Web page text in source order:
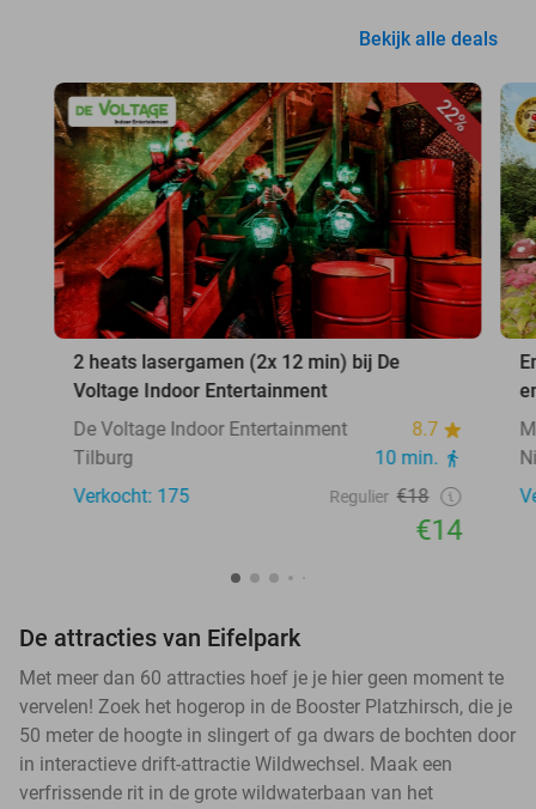
Bekijk alle deals
22%
2 heats lasergamen (2x 12 min) bij De
Voltage Indoor Entertainment
De Voltage Indoor Entertainment
8.7
Tilburg
10 min.
Verkocht: 175
Regulier €18
€14
De attracties van Eifelpark
Met meer dan 60 attracties hoef je je hier geen moment te
vervelen! Zoek het hogerop in de Booster Platzhirsch, die je
50 meter de hoogte in slingert of ga dwars de bochten door
in interactieve drift-attractie Wildwechsel. Maak een
verfrissende rit in de grote wildwaterbaan van het